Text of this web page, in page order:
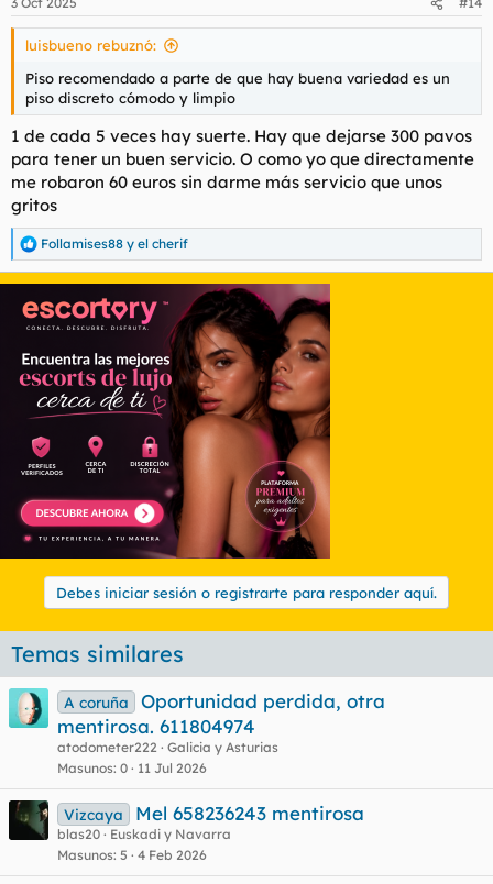
e
s
luisbueno rebuznó:
Piso recomendado a parte de que hay buena variedad es un
piso discreto cómodo y limpio
1 de cada 5 veces hay suerte. Hay que dejarse 300 pavos
para tener un buen servicio. O como yo que directamente
me robaron 60 euros sin darme más servicio que unos
gritos
R
e
a
c
c
o
n
e
Follamises88 y el cherif
Debes iniciar sesión o registrarte para responder aquí.
Temas similares
A coruña
Oportunidad perdida, otra
mentirosa. 611804974
atodometer222
Galicia y Asturias
Masunos 0 11 Jul 2026
Vizcaya Mel 658236243 mentirosa
blas20
Euskadi y Navarra
Masunos 5 4 Feb 2026